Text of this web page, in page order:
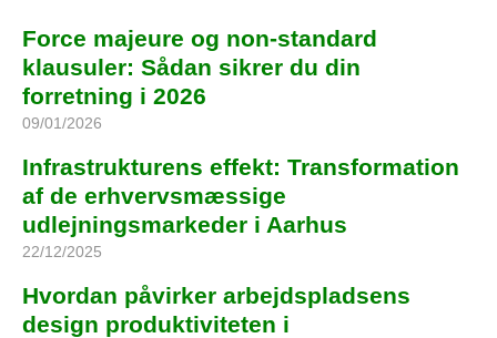
Force majeure og non-standard
klausuler: Sådan sikrer du din
forretning i 2026
09/01/2026
Infrastrukturens effekt: Transformation
af de erhvervsmæssige
udlejningsmarkeder i Aarhus
22/12/2025
Hvordan påvirker arbejdspladsens
design produktiviteten i